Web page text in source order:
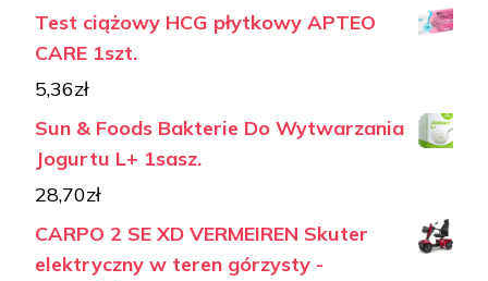
Test ciążowy HCG płytkowy APTEO
CARE 1szt.
5,36zł
Sun & Foods Bakterie Do Wytwarzania
Jogurtu L+ 1sasz.
28,70zł
CARPO 2 SE XD VERMEIREN Skuter
elektryczny w teren górzysty -